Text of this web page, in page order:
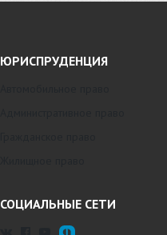
ЮРИСПРУДЕНЦИЯ
СОЦИАЛЬНЫЕ СЕТИ